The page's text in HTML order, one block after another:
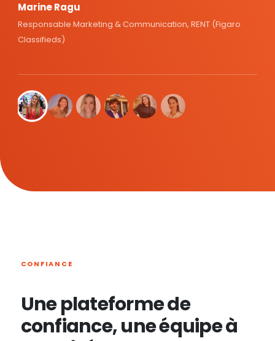
Marine Ragu
Responsable Marketing & Communication, RENT (Figaro
Classifieds)
CONFIANCE
Une plateforme de
confiance, une équipe à